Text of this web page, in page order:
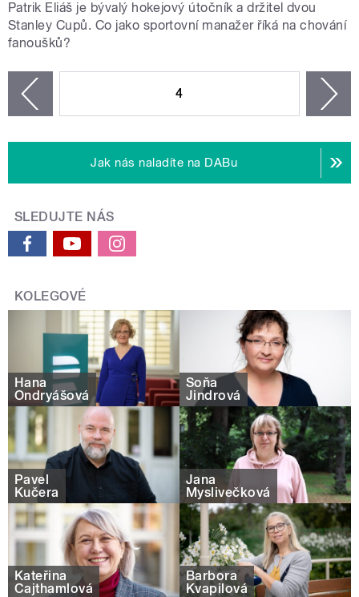
Patrik Eliáš je bývalý hokejový útočník a držitel dvou
Stanley Cupů. Co jako sportovní manažer říká na chování
fanoušků?
4
Jak nás naladíte na DABu
SLEDUJTE NÁS
KOLEGOVÉ
Hana
Ondryášová
Soňa
Jindrová
Pavel
Kučera
Jana
Myslivečková
Kateřina
Cajthamlová
Barbora
Kvapilová